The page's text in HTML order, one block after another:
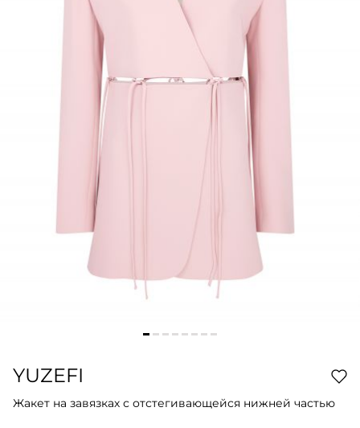
YUZEFI
Жакет на завязках с отстегивающейся нижней частью